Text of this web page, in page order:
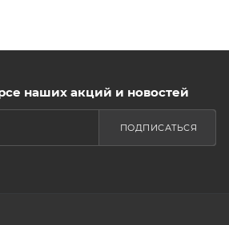
наших акций и новостей
ПОДПИСАТЬСЯ